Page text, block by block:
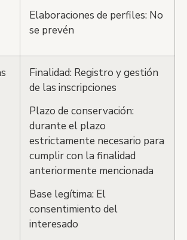
Elaboraciones de perfiles: No
se prevén
Finalidad: Registro y gestión
de las inscripciones
Plazo de conservación:
durante el plazo
estrictamente necesario para
cumplir con la finalidad
anteriormente mencionada
Base legítima: El
consentimiento del
interesado